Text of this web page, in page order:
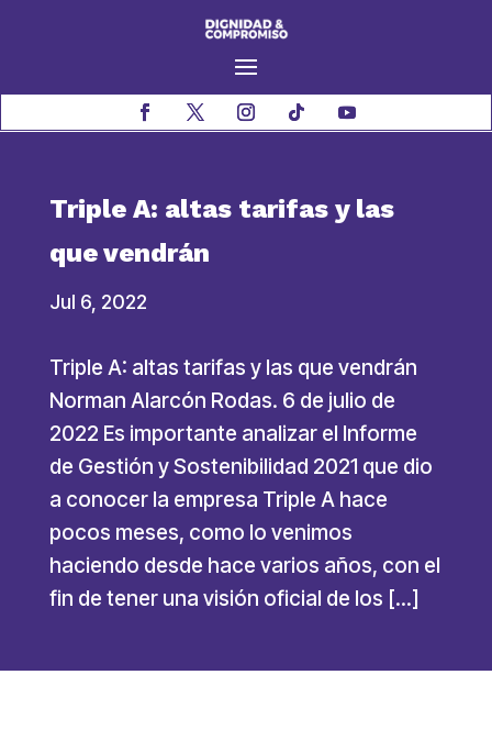
Triple A: altas tarifas y las
que vendrán
Jul 6, 2022
Triple A: altas tarifas y las que vendrán
Norman Alarcón Rodas. 6 de julio de
2022 Es importante analizar el Informe
de Gestión y Sostenibilidad 2021 que dio
a conocer la empresa Triple A hace
pocos meses, como lo venimos
haciendo desde hace varios años, con el
fin de tener una visión oficial de los […]